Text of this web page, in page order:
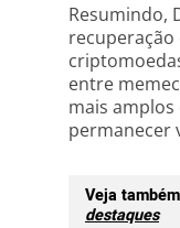
Resumindo,
entre
mais
permanecer
Veja
destaques